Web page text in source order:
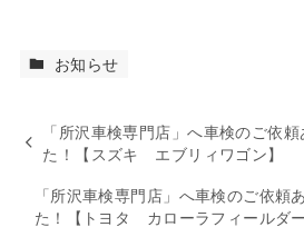
お知らせ
「所沢車検専門店」へ車検のご依
た！【スズキ エブリィワゴン】
「所沢車検専門店」へ車検のご依頼
た！【トヨタ カローラフィールダー